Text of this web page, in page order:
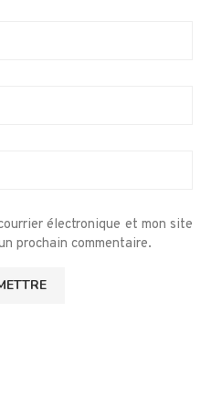
électronique et mon site
prochain commentaire.